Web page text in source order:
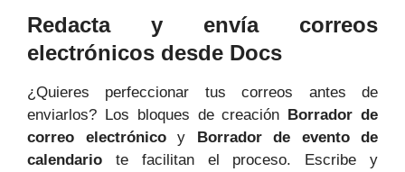
Redacta y envía correos
electrónicos desde Docs
¿Quieres perfeccionar tus correos antes de
enviarlos? Los bloques de creación Borrador de
correo electrónicoy Borrador de evento de
calendario te facilitan el proceso. Escribe y